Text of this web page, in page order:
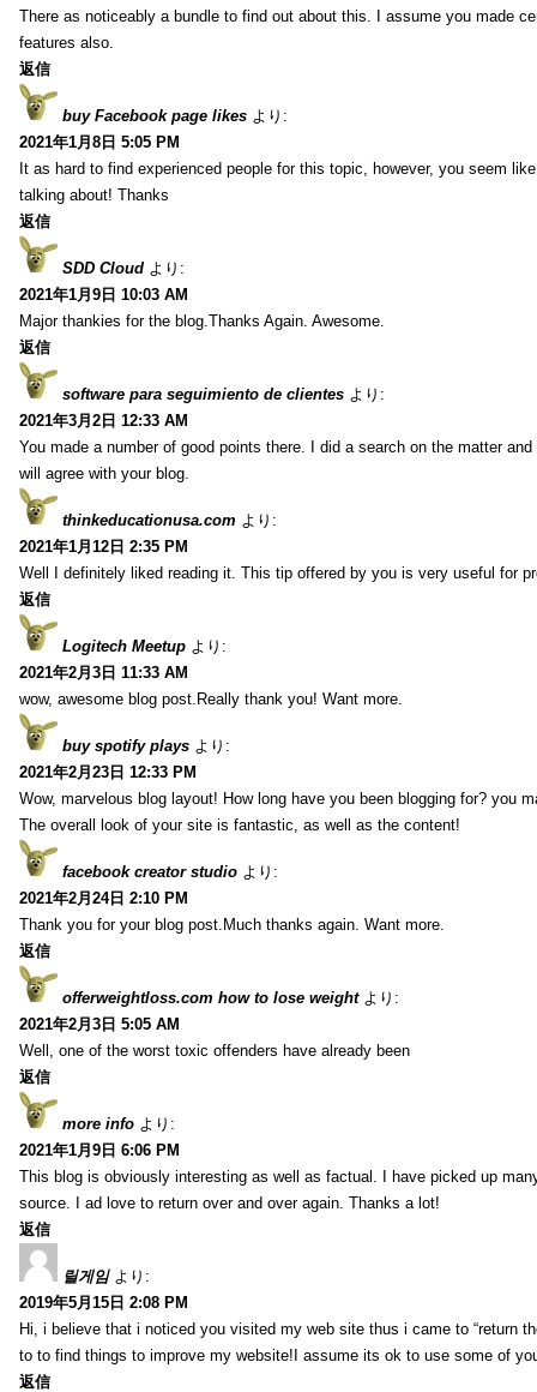
There as noticeably a bundle to find out about this. I assume you made
features also.
返信
buy Facebook page likes より:
2021年1月8日 5:05 PM
It as hard to find experienced people for this topic, however, you seem
talking about! Thanks
返信
SDD Cloud より:
2021年1月9日 10:03 AM
Major thankies for the blog.Thanks Again. Awesome.
返信
software para seguimiento de clientes より:
2021年3月2日 12:33 AM
You made a number of good points there. I did a search on the matter
will agree with your blog.
thinkeducationusa.com より:
2021年1月12日 2:35 PM
Well I definitely liked reading it. This tip offered by you is very useful for
返信
Logitech Meetup より:
2021年2月3日 11:33 AM
wow, awesome blog post.Really thank you! Want more.
buy spotify plays より:
2021年2月23日 12:33 PM
Wow, marvelous blog layout! How long have you been blogging for? you
The overall look of your site is fantastic, as well as the content!
facebook creator studio より:
2021年2月24日 2:10 PM
Thank you for your blog post.Much thanks again. Want more.
返信
offerweightloss.com how to lose weight より:
2021年2月3日 5:05 AM
Well, one of the worst toxic offenders have already been
返信
more info より:
2021年1月9日 6:06 PM
This blog is obviously interesting as well as factual. I have picked up
source. I ad love to return over and over again. Thanks a lot!
返信
릴게임 より:
2019年5月15日 2:08 PM
Hi, i believe that i noticed you visited my web site thus i came to “return
to to find things to improve my website!I assume its ok to use some of
返信